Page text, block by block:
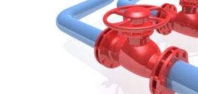
Calitatea apei